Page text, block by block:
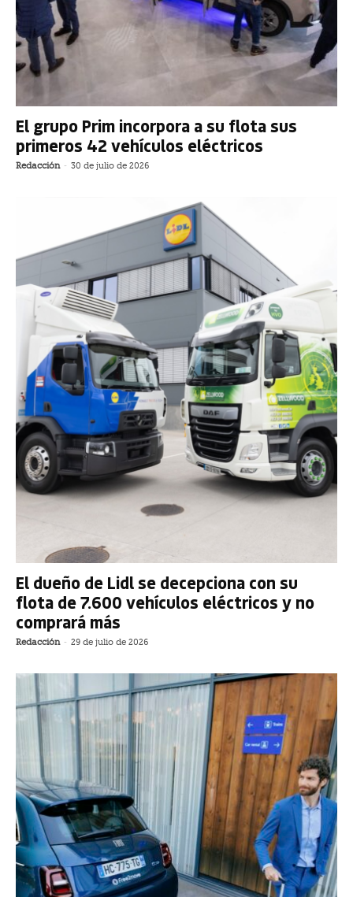
El grupo Prim incorpora a su flota sus
primeros 42 vehículos eléctricos
Redacción - 30 de julio de 2026
El dueño de Lidl se decepciona con su
flota de 7.600 vehículos eléctricos y no
comprará más
Redacción - 29 de julio de 2026